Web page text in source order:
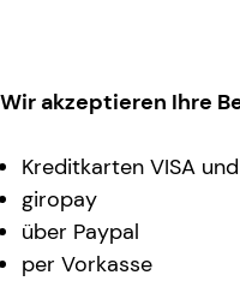
Wir akzeptieren Ihre
Kreditkarten VISA und
giropay
über Paypal
per Vorkasse